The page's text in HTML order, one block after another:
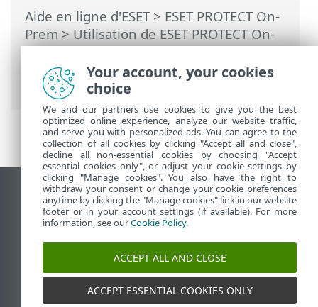
Aide en ligne d'ESET> ESET PROTECT On-
Prem>Utilisation de ESET PROTECT On-
Prem>ESET PROTECT On-Prem Menu
principal
>Tâches>Tâches client>
Installer un logiciel
Afficher le site pour ordinateur de bureau
End of Life
Base de connaissances ESET
ESET Status Portal
Assistance régionale
Your account, your cookies
choice
We and our partners use cookies to give you the best
optimized online experience, analyze our website traffic,
and serve you with personalized ads. You can agree to the
collection of all cookies by clicking "Accept all and close",
decline all non-essential cookies by choosing "Accept
essential cookies only", or adjust your cookie settings by
clicking "Manage cookies". You also have the right to
withdraw your consent or change your cookie preferences
anytime by clicking the "Manage cookies" link in our website
footer or in your account settings (if available). For more
information, see ourCookie Policy.
ACCEPT ALL AND CLOSE
ACCEPT ESSENTIAL COOKIES ONLY